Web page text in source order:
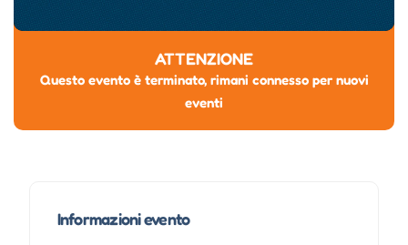
ATTENZIONE
Questo evento è terminato, rimani connesso per nuovi
eventi
Informazioni evento